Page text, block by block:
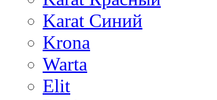
Karat Синий
Krona
Warta
Elit